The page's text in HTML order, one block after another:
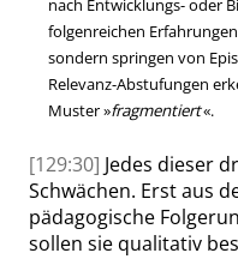
nach Entwicklungs- oder
folgenreichen
sondern springen von
Relevanz-Abstufungen
Muster»fragmentiert«.
[129:30] Jedes dieser
Schwächen. Erst aus
pädagogische
sollen sie qualitativ